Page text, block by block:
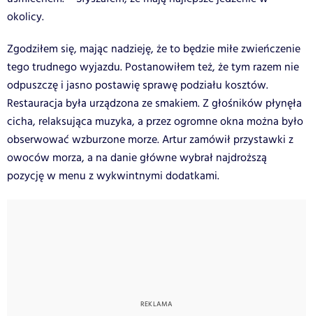
okolicy.
Zgodziłem się, mając nadzieję, że to będzie miłe zwieńczenie
tego trudnego wyjazdu. Postanowiłem też, że tym razem nie
odpuszczę i jasno postawię sprawę podziału kosztów.
Restauracja była urządzona ze smakiem. Z głośników płynęła
cicha, relaksująca muzyka, a przez ogromne okna można było
obserwować wzburzone morze. Artur zamówił przystawki z
owoców morza, a na danie główne wybrał najdroższą
pozycję w menu z wykwintnymi dodatkami.